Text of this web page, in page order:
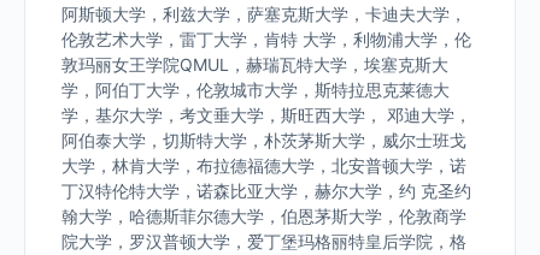
阿斯顿大学，利兹大学，萨塞克斯大学，卡迪夫大学，
伦敦艺术大学，雷丁大学，肯特 大学，利物浦大学，伦
敦玛丽女王学院QMUL，赫瑞瓦特大学，埃塞克斯大
学，阿伯丁大学，伦敦城市大学，斯特拉思克莱德大
学，基尔大学，考文垂大学，斯旺西大学， 邓迪大学，
阿伯泰大学，切斯特大学，朴茨茅斯大学，威尔士班戈
大学，林肯大学，布拉德福德大学，北安普顿大学，诺
丁汉特伦特大学，诺森比亚大学，赫尔大学，约 克圣约
翰大学，哈德斯菲尔德大学，伯恩茅斯大学，伦敦商学
院大学，罗汉普顿大学，爱丁堡玛格丽特皇后学院，格